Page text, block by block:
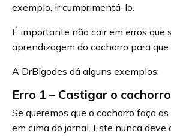
exemplo, ir cumprimentá-lo.
É importante não cair em erros que
aprendizagem do cachorro para
A DrBigodes dá alguns exemplos:
Erro 1 – Castigar o
Se queremos que o cachorro faça
em cima do jornal. Este nunca deve